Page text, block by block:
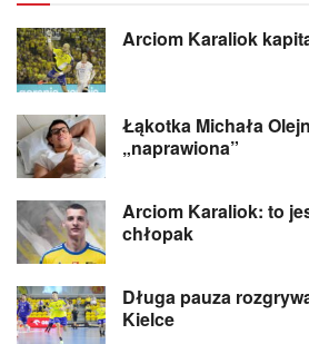
Arciom Karaliok
Łąkotka Michała
„naprawiona”
Arciom Karaliok: to
chłopak
Długa pauza
Kielce